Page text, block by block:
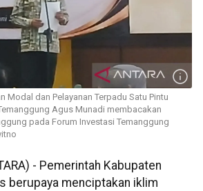
Modal dan Pelayanan Terpadu Satu Pintu
Agus Munadi membacakan
pada Forum Investasi Temanggung
- Pemerintah Kabupaten
berupaya menciptakan iklim